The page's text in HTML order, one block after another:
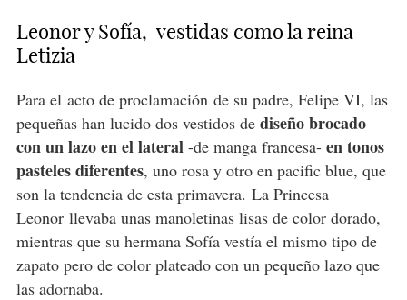
Leonor y Sofía, vestidas como la reina
Letizia
Para el acto de proclamación de su padre, Felipe VI, las
pequeñas han lucido dos vestidos de diseño brocado
con un lazo en el lateral -de manga francesa- en tonos
pasteles diferentes, uno rosa y otro en pacific blue, que
son la tendencia de esta primavera. La Princesa
Leonor llevaba unas manoletinas lisas de color dorado,
mientras que su hermana Sofía vestía el mismo tipo de
zapato pero de color plateado con un pequeño lazo que
las adornaba.